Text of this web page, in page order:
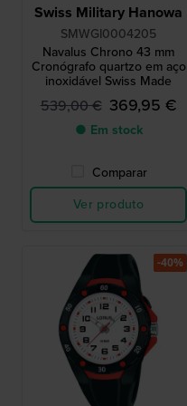
Swiss Military Hanowa
SMWGI0004205
Navalus Chrono 43 mm
Cronógrafo quartzo em aço
inoxidável Swiss Made
539,00 € 369,95 €
● Em stock
Comparar
Ver produto
-40%